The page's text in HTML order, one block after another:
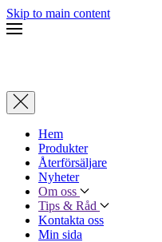
Skip to main content
Hem
Produkter
Återförsäljare
Nyheter
Om oss
Tips & Råd
Kontakta oss
Min sida